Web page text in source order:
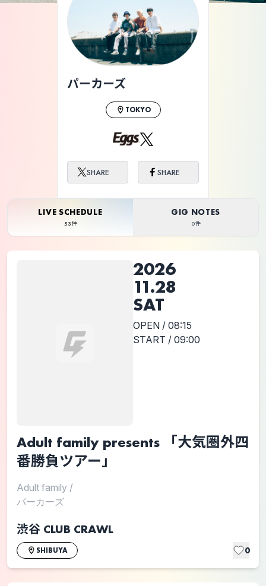
ライブ体験をもっと楽しく、もっと便利
に。
パーカーズ
TOKYO
SHARE SHARE
LIVE SCHEDULE
53件
GIG NOTES
0件
2026
11.28
SAT
OPEN / 08:15
START / 09:00
Adult family presents 「大気圏外四
番勝負ツアー」
Adult family /
パーカーズ
渋谷 CLUB CRAWL
SHIBUYA 0